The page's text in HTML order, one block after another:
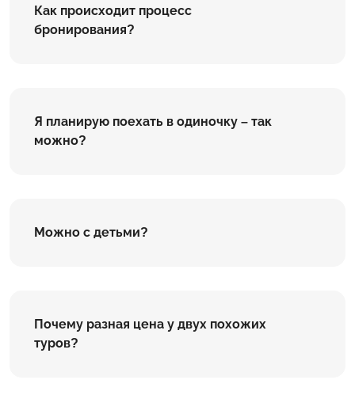
Как происходит процесс
бронирования?
Я планирую поехать в одиночку – так
можно?
Можно с детьми?
Почему разная цена у двух похожих
туров?